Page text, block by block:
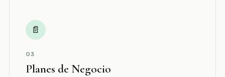
📄
03
Planes de Negocio